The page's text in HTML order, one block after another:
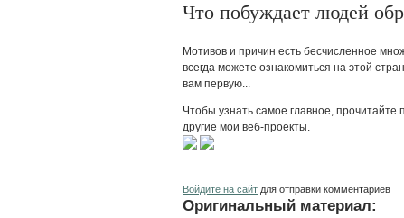
Что побуждает людей
Мотивов и причин есть бесчисленное
всегда можете ознакомиться на этой
вам первую...
Чтобы узнать самое главное, прочитайте
другие мои веб-проекты.
Войдите на сайт для отправки комментариев
Оригинальный материал: